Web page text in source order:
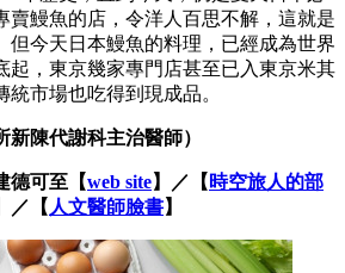
賣鰻魚的店，令洋人百思不解，這就是
但今天日本鰻魚的料理，已經成為世界
起，東京幾家專門店甚至已入東京米其
市場也吃得到現成品。
新陳代謝科主治醫師）
德可至【web site】／【 時空旅人的部
／【 人文醫師臉書】